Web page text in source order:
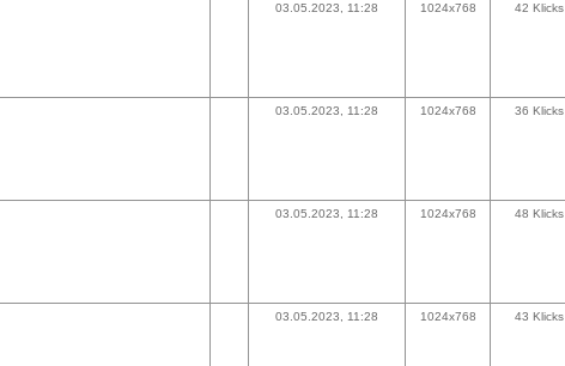
03.05.2023, 11:28 1024x768 42 Klicks
03.05.2023, 11:28 1024x768 36 Klicks
03.05.2023, 11:28 1024x768 48 Klicks
03.05.2023, 11:28 1024x768 43 Klicks